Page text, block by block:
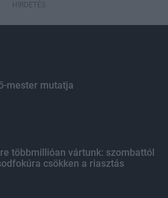
HIRDETÉS
mester mutatja
többmillióan vártunk: szombattól
csökken a riasztás